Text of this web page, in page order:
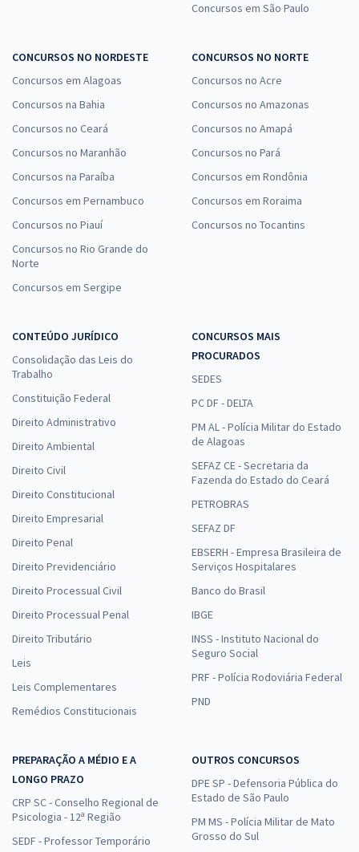
Concursos em São Paulo
CONCURSOS NO NORDESTE
Concursos em Alagoas
Concursos na Bahia
Concursos no Ceará
Concursos no Maranhão
Concursos na Paraíba
Concursos em Pernambuco
Concursos no Piauí
Concursos no Rio Grande do
Norte
Concursos em Sergipe
CONCURSOS NO NORTE
Concursos no Acre
Concursos no Amazonas
Concursos no Amapá
Concursos no Pará
Concursos em Rondônia
Concursos em Roraima
Concursos no Tocantins
CONTEÚDO JURÍDICO
Consolidação das Leis do
Trabalho
Constituição Federal
Direito Administrativo
Direito Ambiental
Direito Civil
Direito Constitucional
Direito Empresarial
Direito Penal
Direito Previdenciário
Direito Processual Civil
Direito Processual Penal
Direito Tributário
Leis
Leis Complementares
Remédios Constitucionais
CONCURSOS MAIS
PROCURADOS
SEDES
PC DF - DELTA
PM AL - Polícia Militar do Estado
de Alagoas
SEFAZ CE - Secretaria da
Fazenda do Estado do Ceará
PETROBRAS
SEFAZ DF
EBSERH - Empresa Brasileira de
Serviços Hospitalares
Banco do Brasil
IBGE
INSS - Instituto Nacional do
Seguro Social
PRF - Polícia Rodoviária Federal
PND
PREPARAÇÃO A MÉDIO E A
LONGO PRAZO
CRP SC - Conselho Regional de
Psicologia - 12ª Região
SEDF - Professor Temporário
OUTROS CONCURSOS
DPE SP - Defensoria Pública do
Estado de São Paulo
PM MS - Polícia Militar de Mato
Grosso do Sul